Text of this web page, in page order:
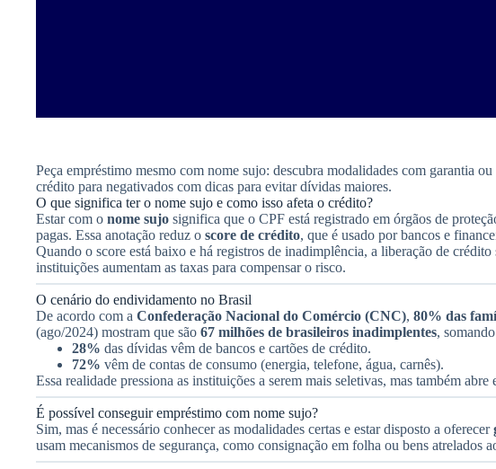
Peça empréstimo mesmo com nome sujo: descubra modalidades com garantia
crédito para negativados com dicas para evitar dívidas maiores.
O que significa ter o nome sujo e como isso afeta o crédito?
Estar com o nome sujo significa que o CPF está registrado em órgãos de
pagas. Essa anotação reduz o score de crédito, que é usado por bancos e
Quando o score está baixo e há registros de inadimplência, a liberação de
instituições aumentam as taxas para compensar o risco.
O cenário do endividamento no Brasil
De acordo com a Confederação Nacional do Comércio (CNC), 80% das
(ago/2024) mostram que são 67 milhões de brasileiros inadimplentes,
28% das dívidas vêm de bancos e cartões de crédito.
72% vêm de contas de consumo (energia, telefone, água, carnês).
Essa realidade pressiona as instituições a serem mais seletivas, mas também
É possível conseguir empréstimo com nome sujo?
Sim, mas é necessário conhecer as modalidades certas e estar disposto a oferecer
usam mecanismos de segurança, como consignação em folha ou bens